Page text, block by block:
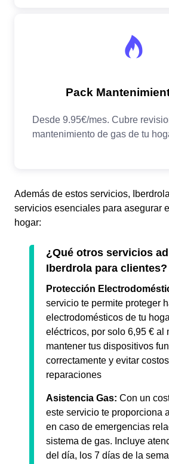
Además de estos servicios,
servicios esenciales para asegurar
hogar:
¿Qué otros servicios
Iberdrola para clientes?
Protección
servicio te permite proteger
electrodomésticos de tu
eléctricos, por solo 6,95 € al
mantener tus dispositivos
correctamente y evitar
reparaciones
Asistencia Gas: Con un
este servicio te proporciona
en caso de emergencias
sistema de gas. Incluye
del día, los 7 días de la